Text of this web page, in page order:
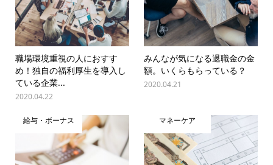
職場環境重視の人におすす
め！独自の福利厚生を導入し
ている企業...
2020.04.22
みんなが気になる退職金の金
額。いくらもらっている？
2020.04.21
給与・ボーナス マネーケア